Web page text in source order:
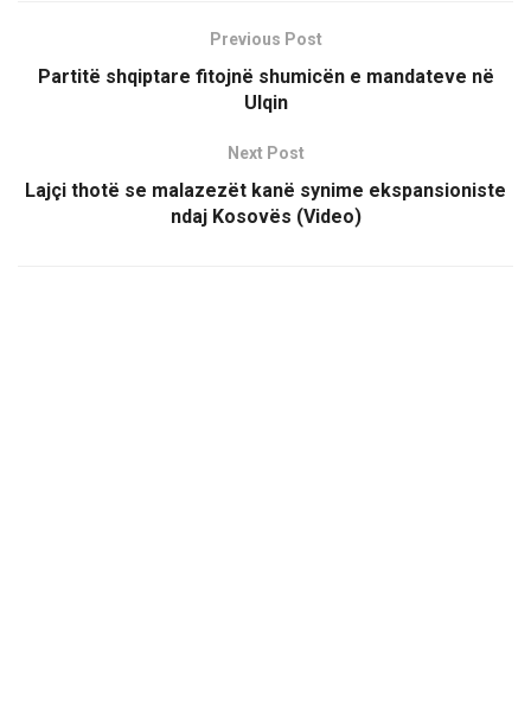
Previous Post
Partitë shqiptare fitojnë shumicën e mandateve në
Ulqin
Next Post
Lajçi thotë se malazezët kanë synime ekspansioniste
ndaj Kosovës (Video)